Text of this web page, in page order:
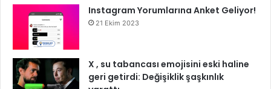
Instagram Yorumlarına Anket Geliyor!
21 Ekim 2023
X , su tabancası emojisini eski haline
geri getirdi: Değişiklik şaşkınlık